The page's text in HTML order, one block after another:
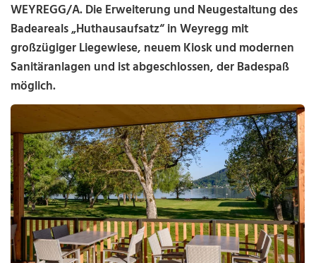
WEYREGG/A. Die Erweiterung und Neugestaltung des
Badeareals „Huthausaufsatz“ in Weyregg mit
großzügiger Liegewiese, neuem Kiosk und modernen
Sanitäranlagen und ist abgeschlossen, der Badespaß
möglich.